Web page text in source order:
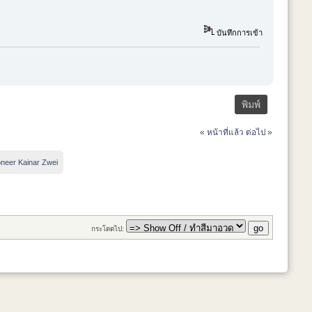
บันทึกการเข้า
พิมพ์
« หน้าที่แล้ว ต่อไป »
Kainar Zwei
กระโดดไป: